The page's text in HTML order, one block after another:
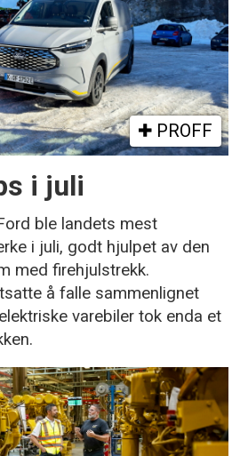
PROFF
i juli
ble landets mest
i juli, godt hjulpet av den
med firehjulstrekk.
å falle sammenlignet
varebiler tok enda et